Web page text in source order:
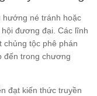
hướng né tránh hoặc
đương đại. Các lĩnh
chủng tộc phê phán
đến trong chương
đạt kiến thức truyền